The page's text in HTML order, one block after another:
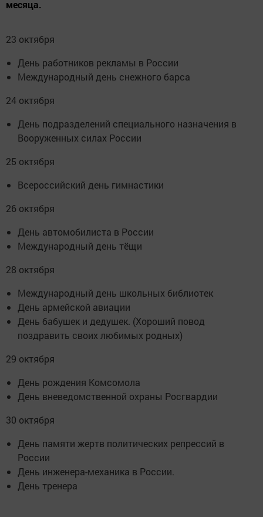
месяца.
23 октября
День работников рекламы в России
Международный день снежного барса
24 октября
День подразделений специального назначения в
Вооруженных силах России
25 октября
Всероссийский день гимнастики
26 октября
День автомобилиста в России
Международный день тёщи
28 октября
Международный день школьных библиотек
День армейской авиации
День бабушек и дедушек. (Хороший повод
поздравить своих любимых родных)
29 октября
День рождения Комсомола
День вневедомственной охраны Росгвардии
30 октября
День памяти жертв политических репрессий в
России
День инженера-механика в России.
День тренера